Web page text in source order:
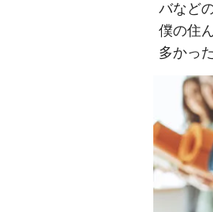
バなど
僕の住
多かっ